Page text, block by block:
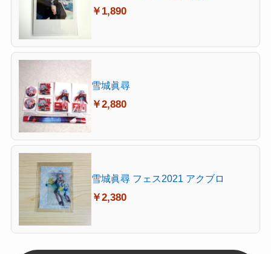
￥1,890
雪城眞尋
￥2,880
雪城眞尋 フェス2021 アクブロ
￥2,380